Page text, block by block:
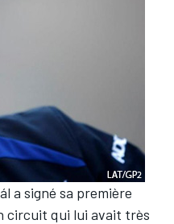
a signé sa première
circuit qui lui avait très